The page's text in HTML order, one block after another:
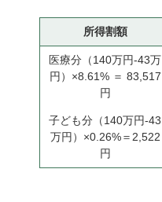
所得割額
医療分（140万円-43万
円）×8.61% ＝ 83,517
円
子ども分（140万円-43
万円）×0.26%＝2,522
円